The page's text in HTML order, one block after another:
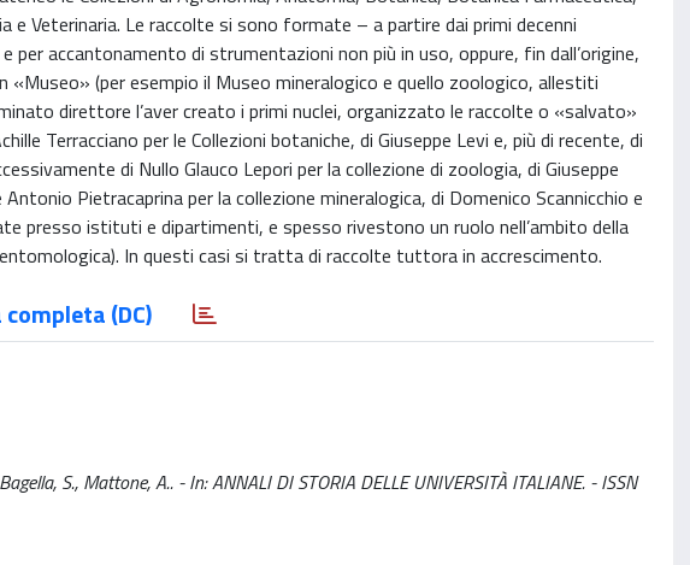
e Veterinaria. Le raccolte si sono formate – a partire dai primi decenni
accantonamento di strumentazioni non più in uso, oppure, fin dall’origine,
(per esempio il Museo mineralogico e quello zoologico, allestiti
direttore l’aver creato i primi nuclei, organizzato le raccolte o «salvato»
Terracciano per le Collezioni botaniche, di Giuseppe Levi e, più di recente, di
di Nullo Glauco Lepori per la collezione di zoologia, di Giuseppe
Pietracaprina per la collezione mineralogica, di Domenico Scannicchio e
presso istituti e dipartimenti, e spesso rivestono un ruolo nell’ambito della
In questi casi si tratta di raccolte tuttora in accrescimento.
completa (DC)
S., Mattone, A.. - In: ANNALI DI STORIA DELLE UNIVERSITÀ ITALIANE. - ISSN